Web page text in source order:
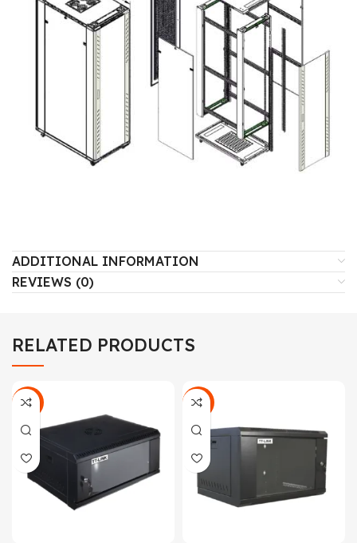
ADDITIONAL INFORMATION
REVIEWS (0)
RELATED PRODUCTS
-42% -19%